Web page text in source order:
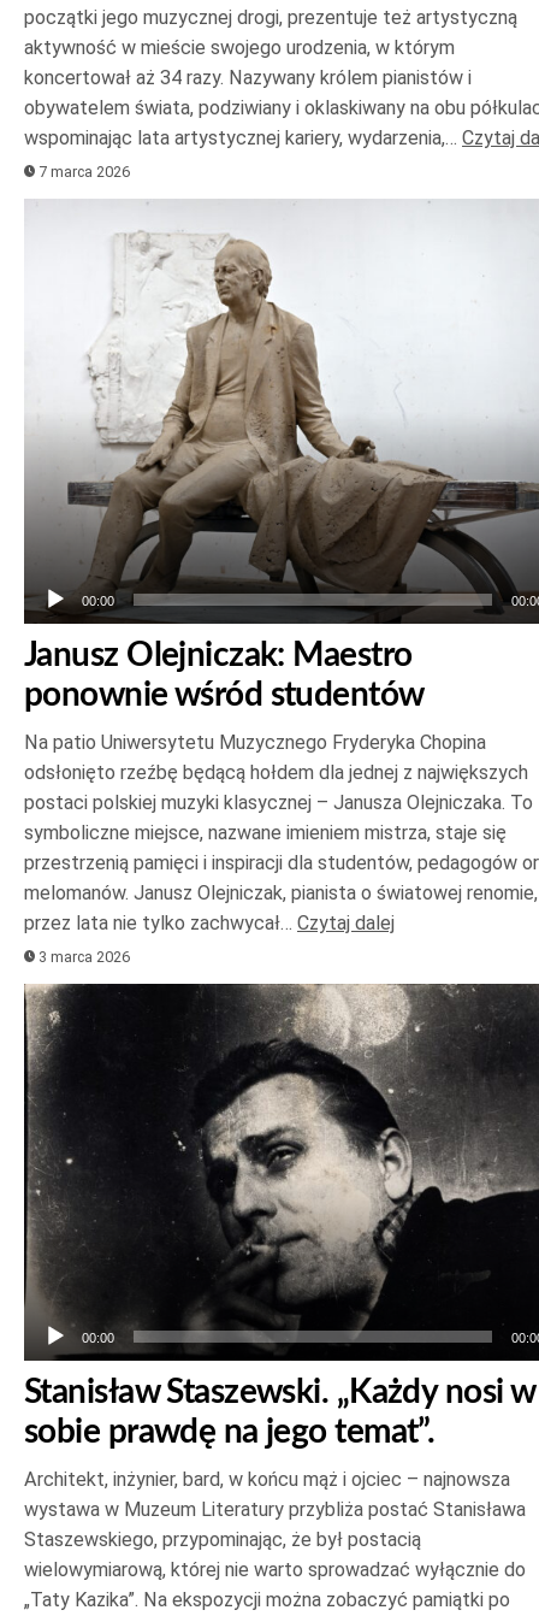
początki jego muzycznej drogi, prezentuje też artystyczną
aktywność w mieście swojego urodzenia, w którym
koncertował aż 34 razy. Nazywany królem pianistów i
obywatelem świata, podziwiany i oklaskiwany na obu
wspominając lata artystycznej kariery, wydarzenia,… Czytaj
7 marca 2026
dźwiękowych
00:00
Janusz Olejniczak: Maestro
ponownie wśród studentów
Na patio Uniwersytetu Muzycznego Fryderyka Chopina
odsłonięto rzeźbę będącą hołdem dla jednej z największych
postaci polskiej muzyki klasycznej – Janusza Olejniczaka. To
symboliczne miejsce, nazwane imieniem mistrza, staje się
przestrzenią pamięci i inspiracji dla studentów, pedagogów
melomanów. Janusz Olejniczak, pianista o światowej renomie,
przez lata nie tylko zachwycał… Czytaj dalej
3 marca 2026
Odtwarzacz
plików
dźwiękowych
00:00
Stanisław Staszewski. „Każdy nosi w
sobie prawdę na jego temat”.
Architekt, inżynier, bard, w końcu mąż i ojciec – najnowsza
wystawa w Muzeum Literatury przybliża postać Stanisława
Staszewskiego, przypominając, że był postacią
wielowymiarową, której nie warto sprowadzać wyłącznie do
„Taty Kazika”. Na ekspozycji można zobaczyć pamiątki po